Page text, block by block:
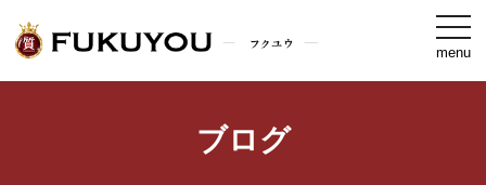
menu
ブログ